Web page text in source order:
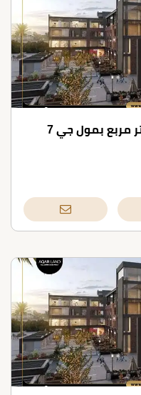
محل تجاري للبيع بمساحة 45 متر مربع بمول جي 7